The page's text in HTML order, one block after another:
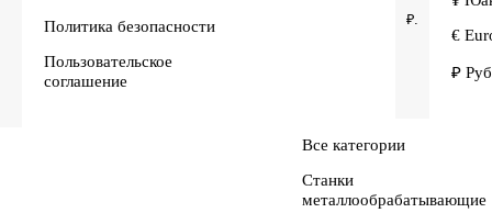
Политика безопасности
Пользовательское
соглашение
₽.
€
₽
Все категории
Станки
металлообрабатывающие